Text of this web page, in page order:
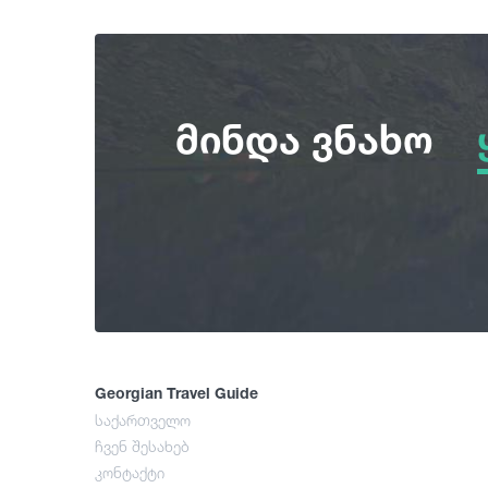
მინდა ვნახო
Georgian Travel Guide
საქართველო
ჩვენ შესახებ
კონტაქტი